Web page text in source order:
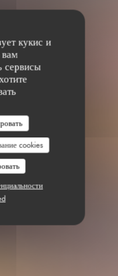
кукис и
вам
сервисы
cookies